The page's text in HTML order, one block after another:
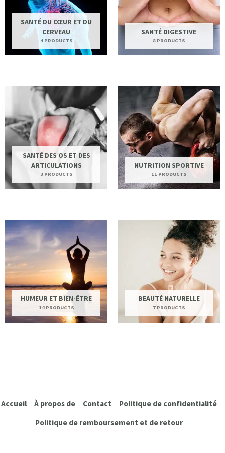
SANTÉ DU CŒUR ET DU
CERVEAU
4 PRODUCTS
SANTÉ DIGESTIVE
8 PRODUCTS
SANTÉ DES OS ET DES
ARTICULATIONS
3 PRODUCTS
NUTRITION SPORTIVE
11 PRODUCTS
HUMEUR ET BIEN-ÊTRE
14 PRODUCTS
BEAUTÉ NATURELLE
7 PRODUCTS
Accueil À propos de Contact
Politique de confidentialité
Politique de remboursement et de retour